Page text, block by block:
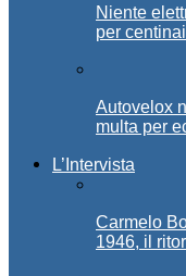
Niente
per
Autovelox
multa per
L’Intervista
Carmelo
1946, il